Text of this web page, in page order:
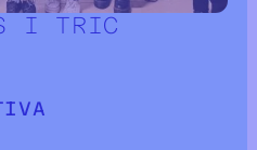
I TRIC